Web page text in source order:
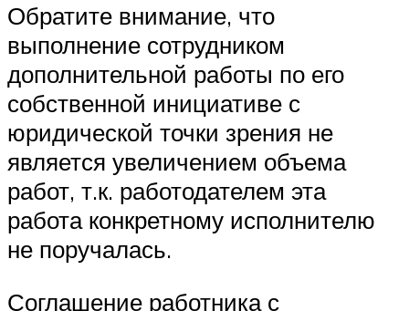
Обратите внимание, что
выполнение сотрудником
дополнительной работы по его
собственной инициативе с
юридической точки зрения не
является увеличением объема
работ, т.к. работодателем эта
работа конкретному исполнителю
не поручалась.
Соглашение работника с